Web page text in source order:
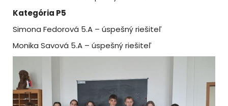
Kategória P5
Simona Fedorová 5.A – úspešný riešiteľ
Monika Savová 5.A – úspešný riešiteľ